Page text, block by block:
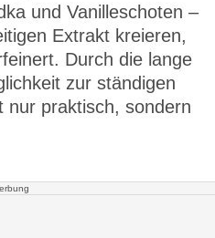
und Vanilleschoten –
Extrakt kreieren,
Durch die lange
zur ständigen
nur praktisch, sondern